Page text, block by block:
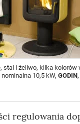
, stal i żeliwo, kilka kolorów
10,5 kW, GODIN,
regulowania